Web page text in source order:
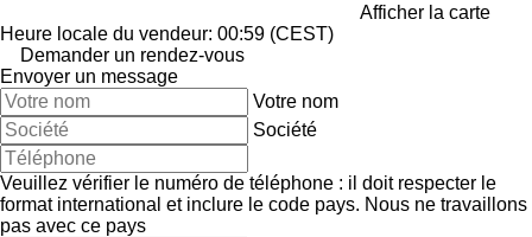
Afficher la carte
Heure locale du vendeur: 00:59 (CEST)
Demander un rendez-vous
Envoyer un message
Votre nom
Société
Veuillez vérifier le numéro de téléphone : il doit respecter le
format international et inclure le code pays. Nous ne travaillons
pas avec ce pays